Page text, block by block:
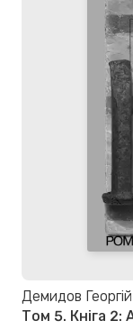
Демидов Георгій
Том 5. Кніга 2: